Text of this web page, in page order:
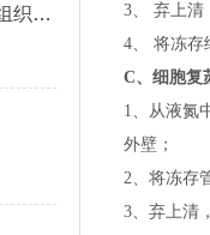
动物体内转染，如何评估不同组织的干扰效率
3、 弃上清
4、 将冻存
C、 细胞复
1、 从液氮
外壁；
2、 将冻存
3、 弃上清